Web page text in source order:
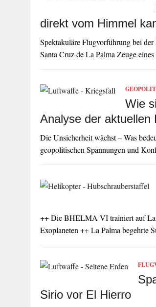
direkt vom Himmel
Spektakuläre Flugvorführung bei
Santa Cruz de La Palma Zeuge
Wie
Analyse der aktuellen
Die Unsicherheit wächst – Was
geopolitischen Spannungen und
++ Die BHELMA VI trainiert auf La
Exoplaneten ++ La Palma begehrte
Sirio vor El Hierro